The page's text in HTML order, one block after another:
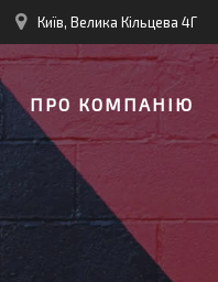
Київ, Велика Кільцева 4Г
ПРО КОМПАНІЮ